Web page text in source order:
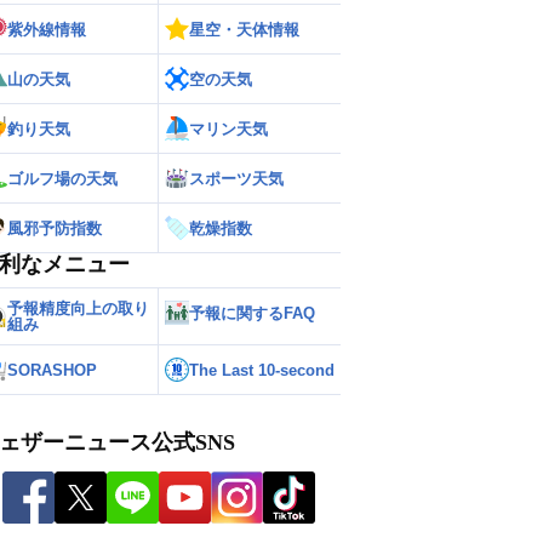
紫外線情報 星空・天体情報
山の天気 空の天気
釣り天気 マリン天気
ゴルフ場の天気 スポーツ天気
風邪予防指数 乾燥指数
なメニュー
予報精度向上の取り
組み
予報に関するFAQ
SORASHOP The Last 10-second
ザーニュース公式SNS